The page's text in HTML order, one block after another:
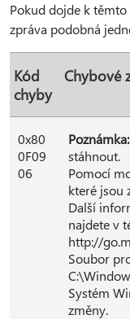
Pokud dojde k
zpráva podobná
Kód
chyby
Chybové
0x80
0F09
06
Poznámka:
stáhnout.
Pomocí
které jsou
Další
najdete v
http://
Soubor
Systém
změny.